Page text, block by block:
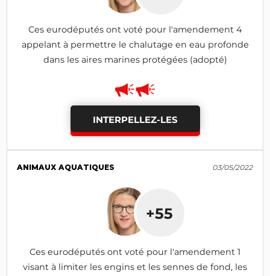
Ces eurodéputés ont voté pour l'amendement 4
appelant à permettre le chalutage en eau profonde
dans les aires marines protégées (adopté)
INTERPELLEZ-LES
ANIMAUX AQUATIQUES 03/05/2022
+55
Ces eurodéputés ont voté pour l'amendement 1
visant à limiter les engins et les sennes de fond, les